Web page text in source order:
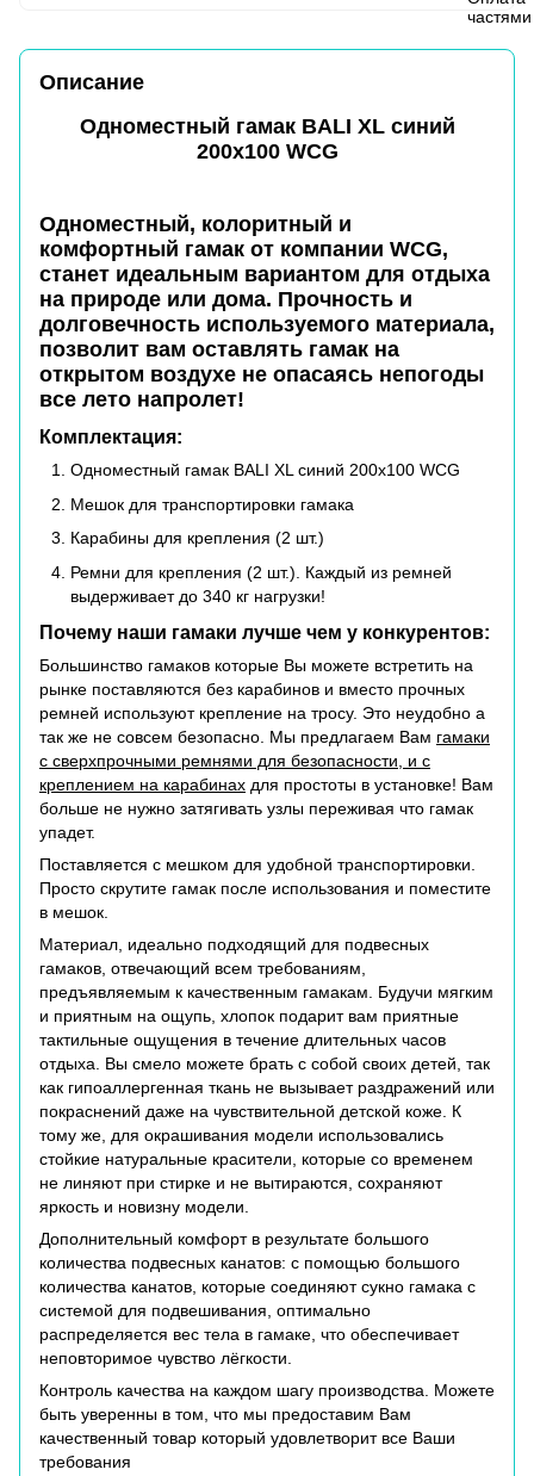
Описание
Одноместный гамак BALI XL синий
200х100 WCG
Одноместный, колоритный и
комфортный гамак от компании WCG,
станет идеальным вариантом для отдыха
на природе или дома. Прочность и
долговечность используемого материала,
позволит вам оставлять гамак на
открытом воздухе не опасаясь непогоды
все лето напролет!
Комплектация:
Одноместный гамак BALI XL синий 200х100 WCG
Мешок для транспортировки гамака
Карабины для крепления (2 шт.)
Ремни для крепления (2 шт.). Каждый из ремней
выдерживает до 340 кг нагрузки!
Почему наши гамаки лучше чем у конкурентов:
Большинство гамаков которые Вы можете встретить на
рынке поставляются без карабинов и вместо прочных
ремней используют крепление на тросу. Это неудобно а
так же не совсем безопасно. Мы предлагаем Вам гамаки
с сверхпрочными ремнями для безопасности, и с
креплением на карабинах для простоты в установке! Вам
больше не нужно затягивать узлы переживая что гамак
упадет.
Поставляется с мешком для удобной транспортировки.
Просто скрутите гамак после использования и поместите
в мешок.
Материал, идеально подходящий для подвесных
гамаков, отвечающий всем требованиям,
предъявляемым к качественным гамакам. Будучи мягким
и приятным на ощупь, хлопок подарит вам приятные
тактильные ощущения в течение длительных часов
отдыха. Вы смело можете брать с собой своих детей, так
как гипоаллергенная ткань не вызывает раздражений или
покраснений даже на чувствительной детской коже. К
тому же, для окрашивания модели использовались
стойкие натуральные красители, которые со временем
не линяют при стирке и не вытираются, сохраняют
яркость и новизну модели.
Дополнительный комфорт в результате большого
количества подвесных канатов: с помощью большого
количества канатов, которые соединяют сукно гамака с
системой для подвешивания, оптимально
распределяется вес тела в гамаке, что обеспечивает
неповторимое чувство лёгкости.
Контроль качества на каждом шагу производства. Можете
быть уверенны в том, что мы предоставим Вам
качественный товар который удовлетворит все Ваши
требования